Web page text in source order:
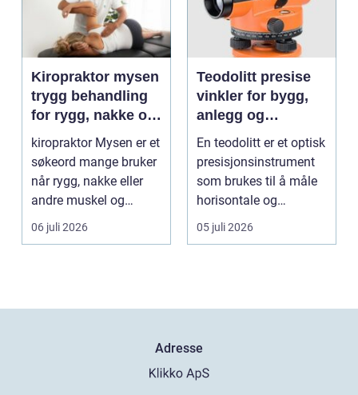
Kiropraktor mysen
trygg behandling
for rygg, nakke og
ledd
kiropraktor Mysen er et
søkeord mange bruker
når rygg, nakke eller
andre muskel og
leddplager begynn...
06 juli 2026
Teodolitt presise
vinkler for bygg,
anlegg og
kartlegging
En teodolitt er et optisk
presisjonsinstrument
som brukes til å måle
horisontale og
vertikale vinkle...
05 juli 2026
Adresse